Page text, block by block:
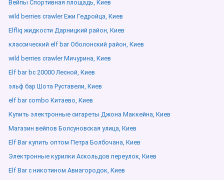
Вейпы Спортивная площадь, Киев
wild berries crawler Ежи Гедройца, Киев
Elfliq жидкости Дарницкий район, Киев
классический elf bar Оболонский район, Киев
wild berries crawler Мичурина, Киев
Elf bar bc 20000 Лесной, Киев
эльф бар Шота Руставели, Киев
elf bar combo Китаево, Киев
Купить электронные сигареты Джона Маккейна, Киев
Магазин вейпов Болсуновская улица, Киев
Elf Bar купить оптом Петра Болбочана, Киев
Электронные курилки Аскольдов переулок, Киев
Elf Bar с никотином Авиагородок, Киев